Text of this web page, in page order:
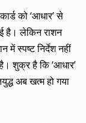
को ‘आधार’ से
है। लेकिन राशन
में स्पष्ट निर्देश नहीं
शुक्र है कि ‘आधार’
अब खत्म हो गया